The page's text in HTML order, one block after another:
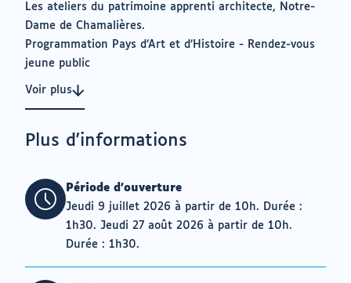
Les ateliers du patrimoine apprenti architecte, Notre-
Dame de Chamalières.
Programmation Pays d’Art et d’Histoire - Rendez-vous
jeune public
Voir plus
Plus d'informations
Période d'ouverture
Jeudi 9 juillet 2026 à partir de 10h. Durée :
1h30. Jeudi 27 août 2026 à partir de 10h.
Durée : 1h30.